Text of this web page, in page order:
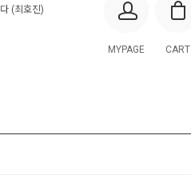
(최호진)
MYPAGE CART